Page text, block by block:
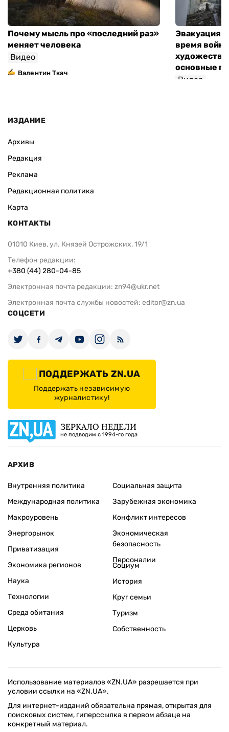
Почему мысль про «последний раз»
меняет человека
Видео
Валентин Ткач
Эвакуация
время
основные
Видео
ИЗДАНИЕ
Архивы
Редакция
Реклама
Редакционная политика
Карта
КОНТАКТЫ
01010 Киев, ул. Князей Острожских, 19/1
Телефон редакции:
+380 (44) 280-04-85
Электронная почта редакции: zn94@ukr.net
Электронная почта службы новостей: editor@zn.ua
СОЦСЕТИ
ПОДДЕРЖАТЬ ZN.UA
Поддержать независимую
журналистику!
ЗЕРКАЛО НЕДЕЛИ
не подводим с 1994-го года
АРХИВ
Внутренняя политика
Международная политика
Макроуровень
Энергорынок
Приватизация
Экономика регионов
Социальная защита
Зарубежная экономика
Конфликт интересов
Экономическая
безопасность
Персоналии
Наука
Технологии
Среда обитания
Церковь
Культура
Социум
История
Круг семьи
Туризм
Собственность
Использование материалов «ZN.UA» разрешается при
условии ссылки на «ZN.UA».
Для интернет-изданий обязательна прямая, открытая для
поисковых систем, гиперссылка в первом абзаце на
конкретный материал.